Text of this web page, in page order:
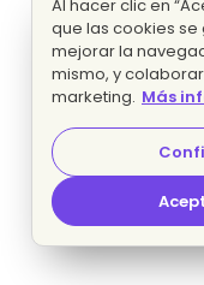
Al hacer clic en
que las cookies
mejorar la
mismo, y
marketing. Más